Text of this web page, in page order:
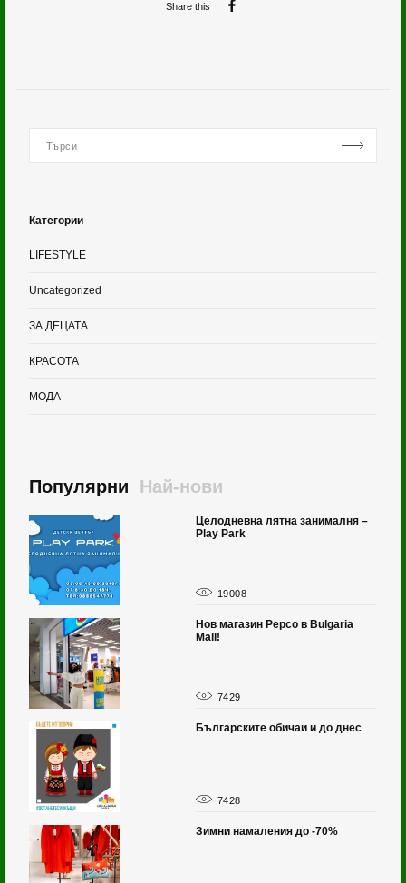
Share this
Категории
LIFESTYLE
Uncategorized
ЗА ДЕЦАТА
КРАСОТА
МОДА
Популярни Най-нови
Целодневна лятна занималня –
Play Park
19008
Нов магазин Pepco в Bulgaria
Mall!
7429
Българските обичаи и до днес
7428
Зимни намаления до -70%